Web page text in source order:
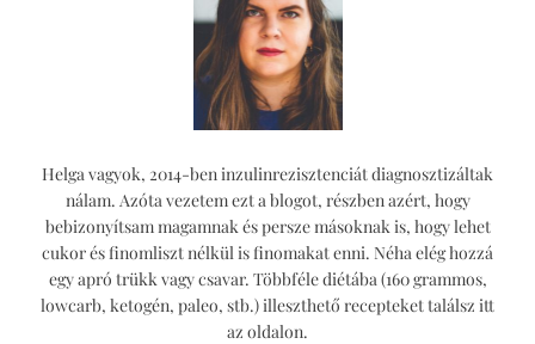
Helga vagyok, 2014-ben inzulinrezisztenciát diagnosztizáltak
nálam. Azóta vezetem ezt a blogot, részben azért, hogy
bebizonyítsam magamnak és persze másoknak is, hogy lehet
cukor és finomliszt nélkül is finomakat enni. Néha elég hozzá
egy apró trükk vagy csavar. Többféle diétába (160 grammos,
lowcarb, ketogén, paleo, stb.) illeszthető recepteket találsz itt
az oldalon.